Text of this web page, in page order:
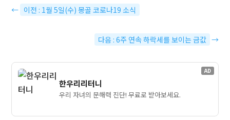
← 이전 : 1월 5일(수) 몽골 코로나19 소식
다음 : 6주 연속 하락세를 보이는 금값 →
AD
한우리리터니
우리 자녀의 문해력 진단! 무료로 받아보세요.